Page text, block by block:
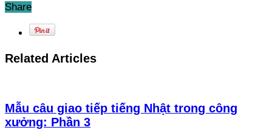
Share
Related Articles
Mẫu câu giao tiếp tiếng Nhật trong công
xưởng: Phần 3